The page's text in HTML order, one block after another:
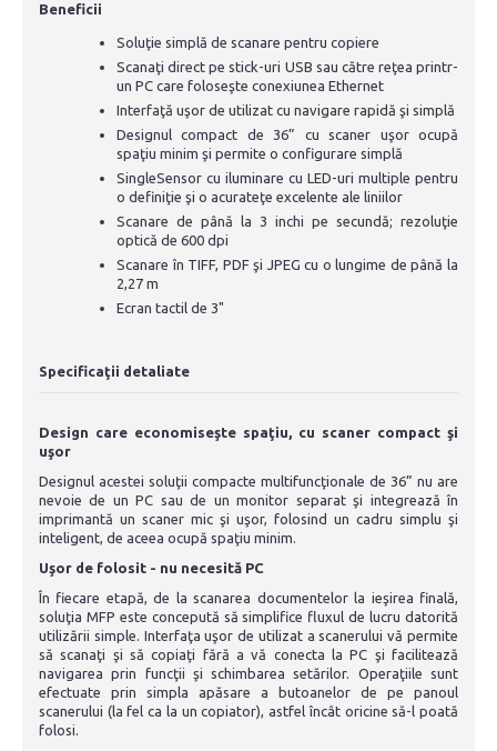
Beneficii
Soluţie simplă de scanare pentru copiere
Scanaţi direct pe stick-uri USB sau către reţea printr-
un PC care foloseşte conexiunea Ethernet
Interfaţă uşor de utilizat cu navigare rapidă şi simplă
Designul compact de 36” cu scaner uşor ocupă
spaţiu minim şi permite o configurare simplă
SingleSensor cu iluminare cu LED-uri multiple pentru
o definiţie şi o acurateţe excelente ale liniilor
Scanare de până la 3 inchi pe secundă; rezoluţie
optică de 600 dpi
Scanare în TIFF, PDF şi JPEG cu o lungime de până la
2,27 m
Ecran tactil de 3"
Specificaţii detaliate
Design care economiseşte spaţiu, cu scaner compact şi
uşor
Designul acestei soluţii compacte multifuncţionale de 36” nu are
nevoie de un PC sau de un monitor separat şi integrează în
imprimantă un scaner mic şi uşor, folosind un cadru simplu şi
inteligent, de aceea ocupă spaţiu minim.
Uşor de folosit - nu necesită PC
În fiecare etapă, de la scanarea documentelor la ieşirea finală,
soluţia MFP este concepută să simplifice fluxul de lucru datorită
utilizării simple. Interfaţa uşor de utilizat a scanerului vă permite
să scanaţi şi să copiaţi fără a vă conecta la PC şi facilitează
navigarea prin funcţii şi schimbarea setărilor. Operaţiile sunt
efectuate prin simpla apăsare a butoanelor de pe panoul
scanerului (la fel ca la un copiator), astfel încât oricine să-l poată
folosi.